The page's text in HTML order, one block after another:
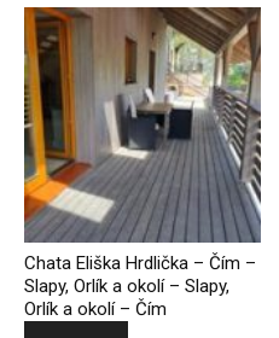
Chata Eliška Hrdlička – Čím –
Slapy, Orlík a okolí – Slapy,
Orlík a okolí – Čím